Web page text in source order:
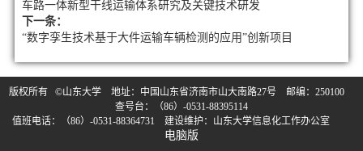
车路一体新型干线运输体系研究及关键技术研发
下一条：
“数字孪生技术基于大件运输车辆检测的应用”创新项目
版权所有 ©山东大学 地址：中国山东省济南市山大南路27号 邮编：250100
查号台：（86）-0531-88395114
值班电话：（86）-0531-88364731 建设维护：山东大学信息化工作办公室
电脑版